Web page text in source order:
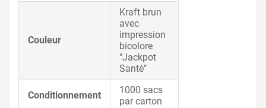
Couleur
Kraft brun
avec
impression
bicolore
"Jackpot
Santé"
Conditionnement
1000 sacs
par carton